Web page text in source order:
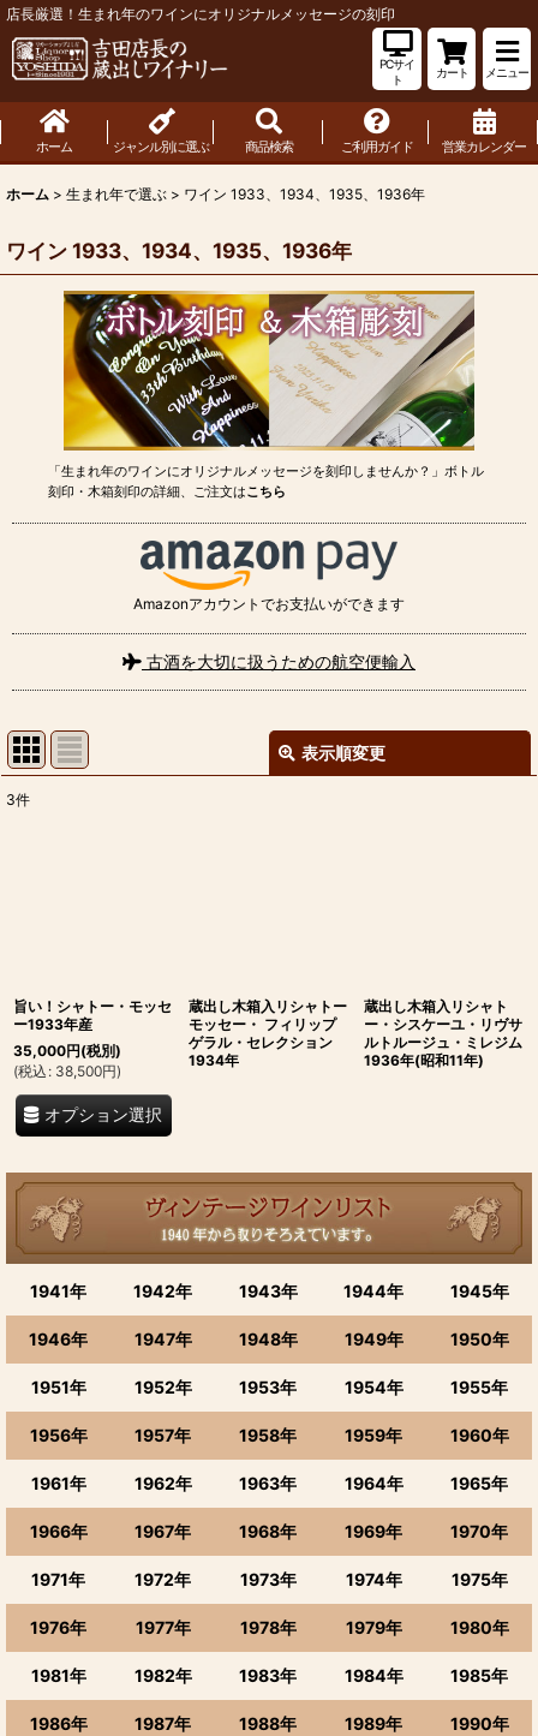
店長厳選！生まれ年のワインにオリジナルメッセージの刻印
PCサイ
ト
カート メニュー
ホーム ジャンル別に選ぶ 商品検索 ご利用ガイド 営業カレンダー
ホーム > 生まれ年で選ぶ > ワイン 1933、1934、1935、1936年
ワイン 1933、1934、1935、1936年
「生まれ年のワインにオリジナルメッセージを刻印しませんか？」ボトル
刻印・木箱刻印の詳細、ご注文はこちら
Amazonアカウントでお支払いができます
古酒を大切に扱うための航空便輸入
表示順変更
3件
旨い！シャトー・モッセ
ー1933年産
35,000円(税別)
(税込 : 38,500円)
オプション選択
蔵出し木箱入リシャトー
モッセー・ フィリップ
ゲラル・セレクション
1934年
蔵出し木箱入リシャト
ー・シスケーユ・リヴサ
ルトルージュ・ミレジム
1936年(昭和11年)
1941年 1942年 1943年 1944年 1945年
1946年 1947年 1948年 1949年 1950年
1951年 1952年 1953年 1954年 1955年
1956年 1957年 1958年 1959年 1960年
1961年 1962年 1963年 1964年 1965年
1966年 1967年 1968年 1969年 1970年
1971年 1972年 1973年 1974年 1975年
1976年 1977年 1978年 1979年 1980年
1981年 1982年 1983年 1984年 1985年
1986年 1987年 1988年 1989年 1990年